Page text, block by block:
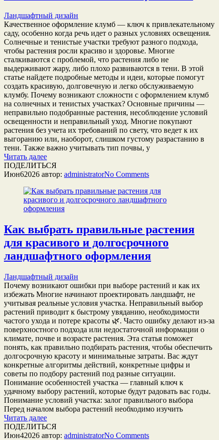
Ландшафтный дизайн
Качественное оформление клумб — ключ к привлекательному
саду, особенно когда речь идет о разных условиях освещения.
Солнечные и тенистые участки требуют разного подхода,
чтобы растения росли красиво и здоровье. Многие
сталкиваются с проблемой, что растения либо не
выдерживают жару, либо плохо развиваются в тени. В этой
статье найдете подробные методы и идеи, которые помогут
создать красивую, долговечную и легко обслуживаемую
клумбу. Почему возникают сложности с оформлением клумб
на солнечных и тенистых участках? Основные причины —
неправильно подобранные растения, несоблюдение условий
освещенности и неправильный уход. Многие покупают
растения без учета их требований по свету, что ведет к их
выгоранию или, наоборот, слишком густому разрастанию в
тени. Также важно учитывать тип почвы, у
Читать далее
ПОДЕЛИТЬСЯ
Июн62026 автор: administratorNo Comments
Как выбрать правильные растения
для красивого и долгосрочного
ландшафтного оформления
Ландшафтный дизайн
Почему возникают ошибки при выборе растений и как их
избежать Многие начинают проектировать ландшафт, не
учитывая реальные условия участка. Неправильный выбор
растений приводит к быстрому увяданию, необходимости
частого ухода и потере красоты 🌿. Часто ошибку делают из-за
поверхностного подхода или недостаточной информации о
климате, почве и возрасте растения. Эта статья поможет
понять, как правильно подбирать растения, чтобы обеспечить
долгосрочную красоту и минимальные затраты. Вас ждут
конкретные алгоритмы действий, конкретные цифры и
советы по подбору растений под разные ситуации.
Понимание особенностей участка — главный ключ к
удачному выбору растений, которые будут радовать вас годы.
Понимание условий участка: залог правильного выбора
Перед началом выбора растений необходимо изучить
Читать далее
ПОДЕЛИТЬСЯ
Июн42026 автор: administratorNo Comments